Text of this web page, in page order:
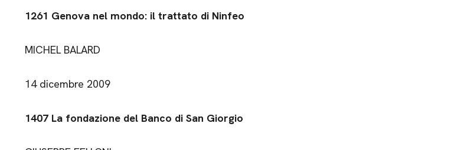
1261 Genova nel mondo: il trattato di Ninfeo
MICHEL BALARD
14 dicembre 2009
1407 La fondazione del Banco di San Giorgio